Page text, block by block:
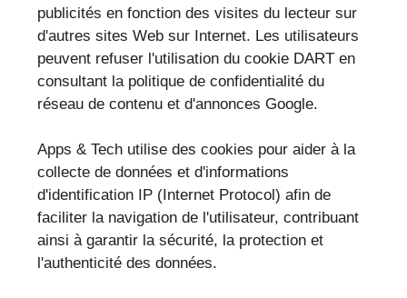
publicités en fonction des visites du lecteur sur
d'autres sites Web sur Internet. Les utilisateurs
peuvent refuser l'utilisation du cookie DART en
consultant la politique de confidentialité du
réseau de contenu et d'annonces Google.
Apps & Tech utilise des cookies pour aider à la
collecte de données et d'informations
d'identification IP (Internet Protocol) afin de
faciliter la navigation de l'utilisateur, contribuant
ainsi à garantir la sécurité, la protection et
l'authenticité des données.